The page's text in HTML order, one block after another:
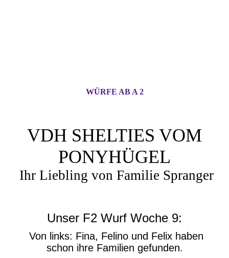
WÜRFE AB A 2
VDH SHELTIES VOM
PONYHÜGEL
Ihr Liebling von Familie Spranger
Unser F2 Wurf Woche 9:
Von links: Fina, Felino und Felix haben
schon ihre Familien gefunden.